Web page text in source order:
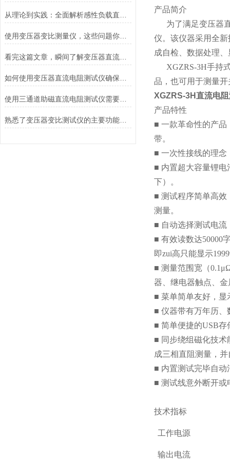
使用变压器变比测量仪，这些问题你注意了吗？
看完这篇文章，瞬间了解变压器直流电阻速测仪了
使用三通道助磁直流电阻测试仪需要满足哪些条件
熟悉了变压器变比测试仪的主要功能，才能更好地使用它
产品简介
为了满足变压器直
仪。该仪器采用全
成自检、数据处理
XGZRS-3H手持式
品，也可用于测量
XGZRS-3H直流电
产品特性
■ 一款革命性的产品
带。
■ 一次性接线的理
■ 内置超大容量锂电
下）。
■ 测试程序简单高
测量。
■ 自动选择测试电流
■ 有效读数达50000
即zui高只能显示
■ 测量范围宽（
器、继电器触点、
■ 菜单简单友好，
■ 仪器带有万年历、
■ 简单便捷的USB
■ 同步绕组磁化技
成三相直阻测量，
■ 内置测试完毕自
■ 测试线意外断开
技术指标
工作电源
输出电流